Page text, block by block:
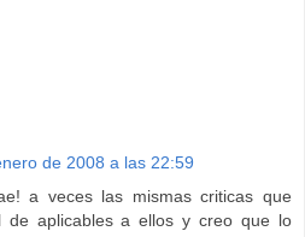
de 2008 a las 22:59
a veces las mismas criticas que
de aplicables a ellos y creo que lo